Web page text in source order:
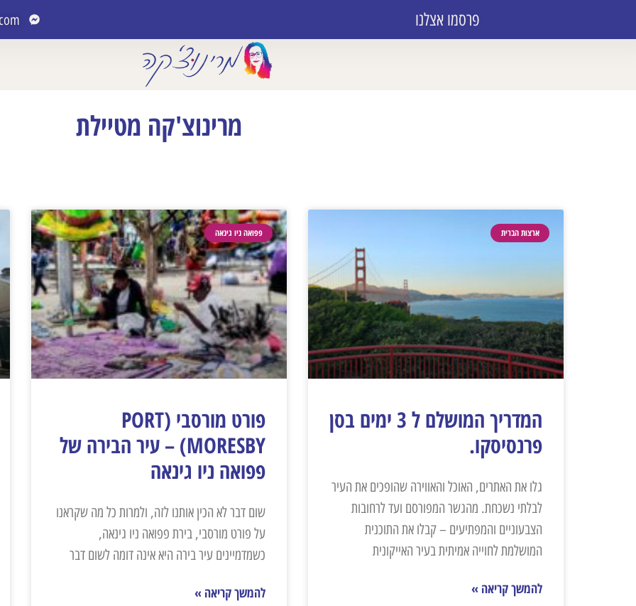
פרסמו אצלנו
מרינוצ'קה מטיילת
ארצות הברית
המדריך המושלם ל 3 ימים בסן
פרנסיסקו.​
גלו את האתרים, האוכל והאווירה שהופכים את העיר
לבלתי נשכחת. מהגשר המפורסם ועד לרחובות
הצבעוניים והמפתיעים – קבלו את התוכנית
המושלמת לחוייה אמיתית בעיר האייקונית
להמשך קריאה »
פפואה ניו גינאה
פורט מורסבי (PORT
MORESBY) – עיר הבירה של
פפואה ניו גינאה
שום דבר לא הכין אותנו לזה, ולמרות כל מה שקראנו
על פורט מורסבי, בירת פפואה ניו גינאה,
כשמדמיינים עיר בירה היא אינה דומה לשום דבר
להמשך קריאה »